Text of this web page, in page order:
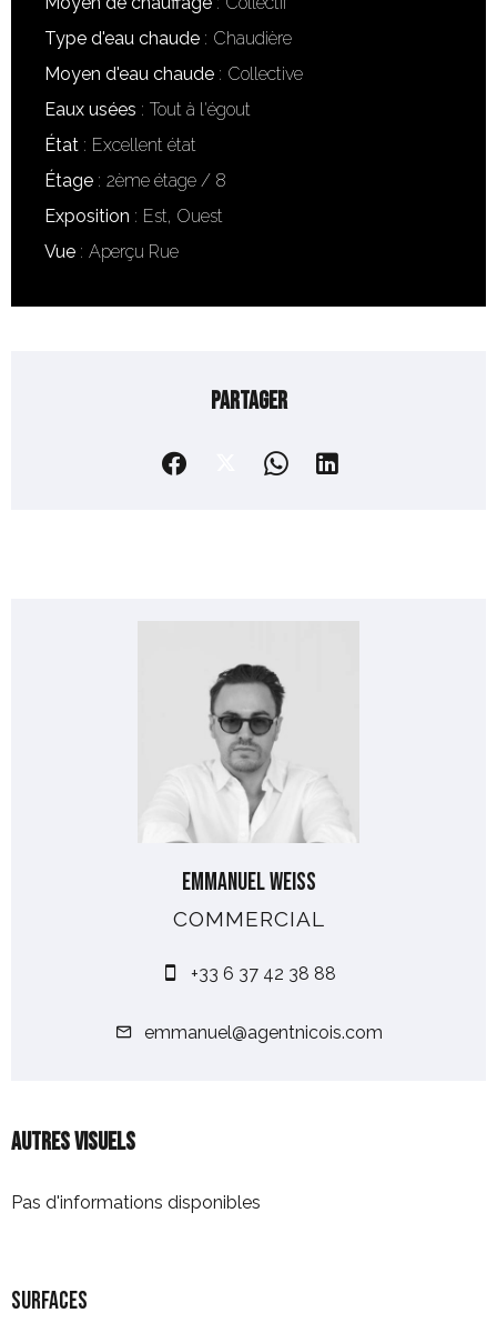
Type d'eau chaude
Chaudière
Moyen d'eau chaude
Collective
Eaux usées
Tout à l'égout
État
Excellent état
Étage
2ème étage / 8
Exposition
Est, Ouest
Vue
Aperçu Rue
Partager
Emmanuel WEISS
COMMERCIAL
+33 6 37 42 38 88
emmanuel@agentnicois.com
Autres visuels
Pas d'informations disponibles
Surfaces